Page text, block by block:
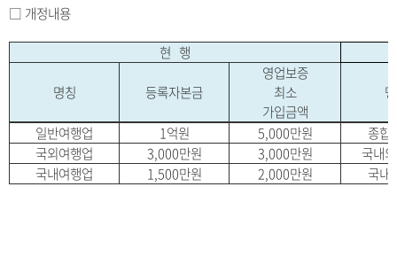
□ 개정내용
현 행
명칭 등록자본금
영업보증
최소
가입금액
일반여행업 1억원 5,000만원
종합
국외여행업
3,000만원 3,000만원
국내
국내여행업
1,500만원 2,000만원 국내